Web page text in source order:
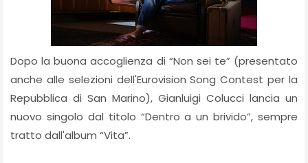
Dopo la buona accoglienza di “Non sei te” (presentato
anche alle selezioni dell'Eurovision Song Contest per la
Repubblica di San Marino), Gianluigi Colucci lancia un
nuovo singolo dal titolo “Dentro a un brivido”, sempre
tratto dall'album “Vita”.